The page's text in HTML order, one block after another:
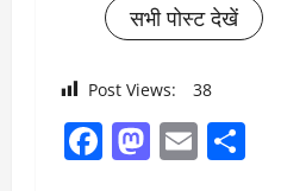
सभी पोस्ट देखें
Post Views: 38
Facebook
Mastodon
Email